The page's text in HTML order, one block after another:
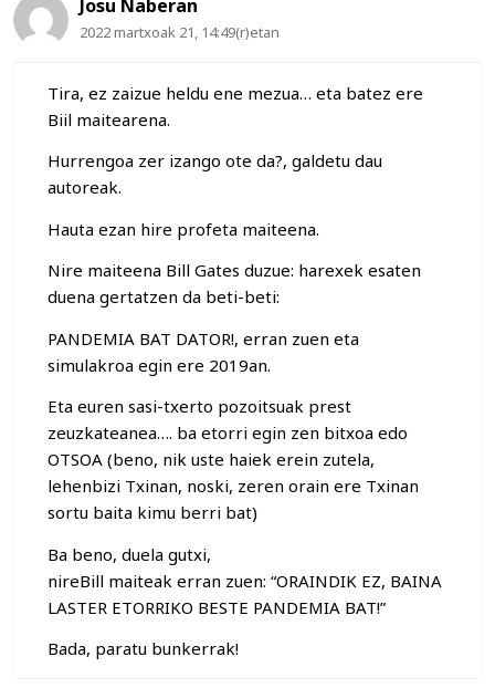
Josu Naberan
2022 martxoak 21, 14:49(r)etan
Tira, ez zaizue heldu ene mezua… eta batez ere
Biil maitearena.
Hurrengoa zer izango ote da?, galdetu dau
autoreak.
Hauta ezan hire profeta maiteena.
Nire maiteena Bill Gates duzue: harexek esaten
duena gertatzen da beti-beti:
PANDEMIA BAT DATOR!, erran zuen eta
simulakroa egin ere 2019an.
Eta euren sasi-txerto pozoitsuak prest
zeuzkateanea…. ba etorri egin zen bitxoa edo
OTSOA (beno, nik uste haiek erein zutela,
lehenbizi Txinan, noski, zeren orain ere Txinan
sortu baita kimu berri bat)
Ba beno, duela gutxi,
nireBill maiteak erran zuen: “ORAINDIK EZ, BAINA
LASTER ETORRIKO BESTE PANDEMIA BAT!”
Bada, paratu bunkerrak!